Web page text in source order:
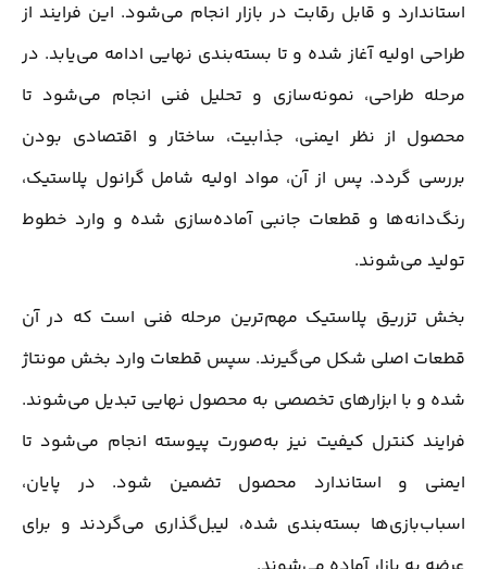
استاندارد و قابل رقابت در بازار انجام می‌شود. این فرایند از
طراحی اولیه آغاز شده و تا بسته‌بندی نهایی ادامه می‌یابد. در
مرحله طراحی، نمونه‌سازی و تحلیل فنی انجام می‌شود تا
محصول از نظر ایمنی، جذابیت، ساختار و اقتصادی بودن
بررسی گردد. پس از آن، مواد اولیه شامل گرانول پلاستیک،
رنگ‌دانه‌ها و قطعات جانبی آماده‌سازی شده و وارد خطوط
تولید می‌شوند.
بخش تزریق پلاستیک مهم‌ترین مرحله فنی است که در آن
قطعات اصلی شکل می‌گیرند. سپس قطعات وارد بخش مونتاژ
شده و با ابزارهای تخصصی به محصول نهایی تبدیل می‌شوند.
فرایند کنترل کیفیت نیز به‌صورت پیوسته انجام می‌شود تا
ایمنی و استاندارد محصول تضمین شود. در پایان،
اسباب‌بازی‌ها بسته‌بندی شده، لیبل‌گذاری می‌گردند و برای